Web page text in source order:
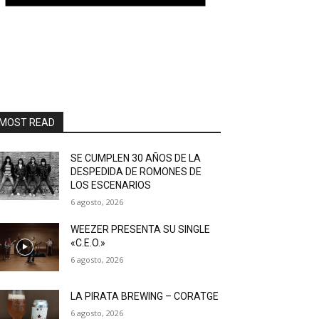
READ
SE CUMPLEN 30 AÑOS DE LA
DESPEDIDA DE ROMONES DE
LOS ESCENARIOS
6 agosto, 2026
WEEZER PRESENTA SU SINGLE
«C.E.O.»
6 agosto, 2026
LA PIRATA BREWING – CORATGE
6 agosto, 2026